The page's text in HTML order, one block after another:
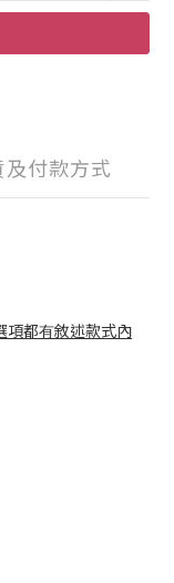
及付款方式
項都有敘述款式內